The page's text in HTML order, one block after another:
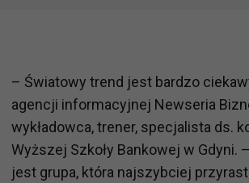
– Światowy trend jest bardzo
agencji informacyjnej Newseria
wykładowca, trener, specjalista ds.
Wyższej Szkoły Bankowej w Gdyni.
jest grupa, która najszybciej